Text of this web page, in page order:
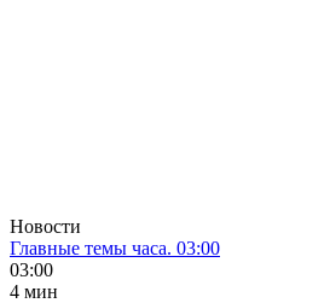
Новости
Главные темы часа. 03:00
03:00
4 мин